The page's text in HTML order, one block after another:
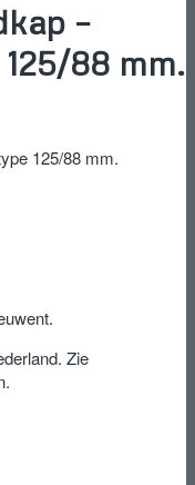
–
88 mm.
125/88 mm.
Zie